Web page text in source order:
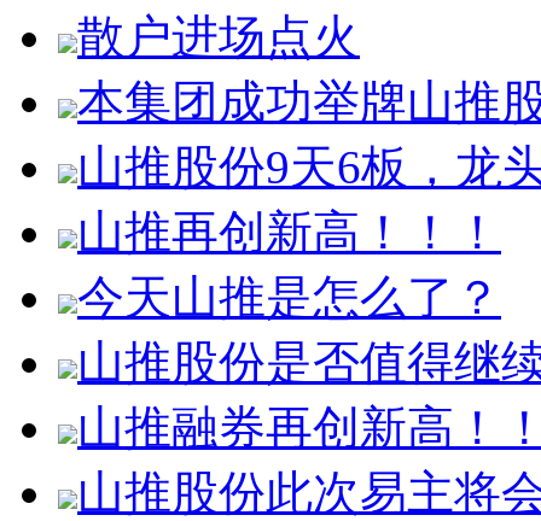
散户进场点火
本集团成功举牌山推
山推股份9天6板，龙
山推再创新高！！！
今天山推是怎么了？
山推股份是否值得继
山推融券再创新高！
山推股份此次易主将